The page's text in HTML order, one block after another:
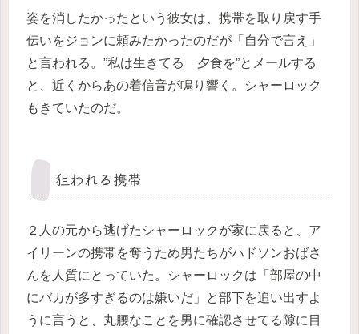
姿を消したかったという彼女は、携帯を取り戻す手
伝いをジョンに頼みたかったのだが「自分で言え」
と言われる。”私は生きてる 夕食を”とメールする
と、近くからあの着信音が鳴り響く。シャーロック
もきていたのだ。
狙われる携帯
２人の元から逃げたシャーロックが家に戻ると、ア
イリーンの携帯を奪うため男たちがハドソンおばさ
んを人質にとっていた。シャーロックは「部屋の中
にバカが多すぎるのは嫌いだ」と部下を追い出すよ
うに言うと、丸腰なことを男に確認させてる隙に目